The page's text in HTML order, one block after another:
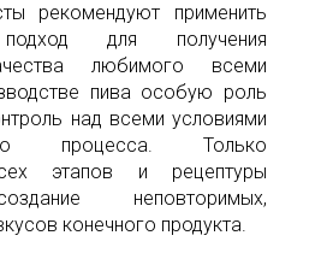
рекомендуют применить
для получения
любимого всеми
пива особую роль
над всеми условиями
процесса. Только
этапов и рецептуры
неповторимых,
конечного продукта.